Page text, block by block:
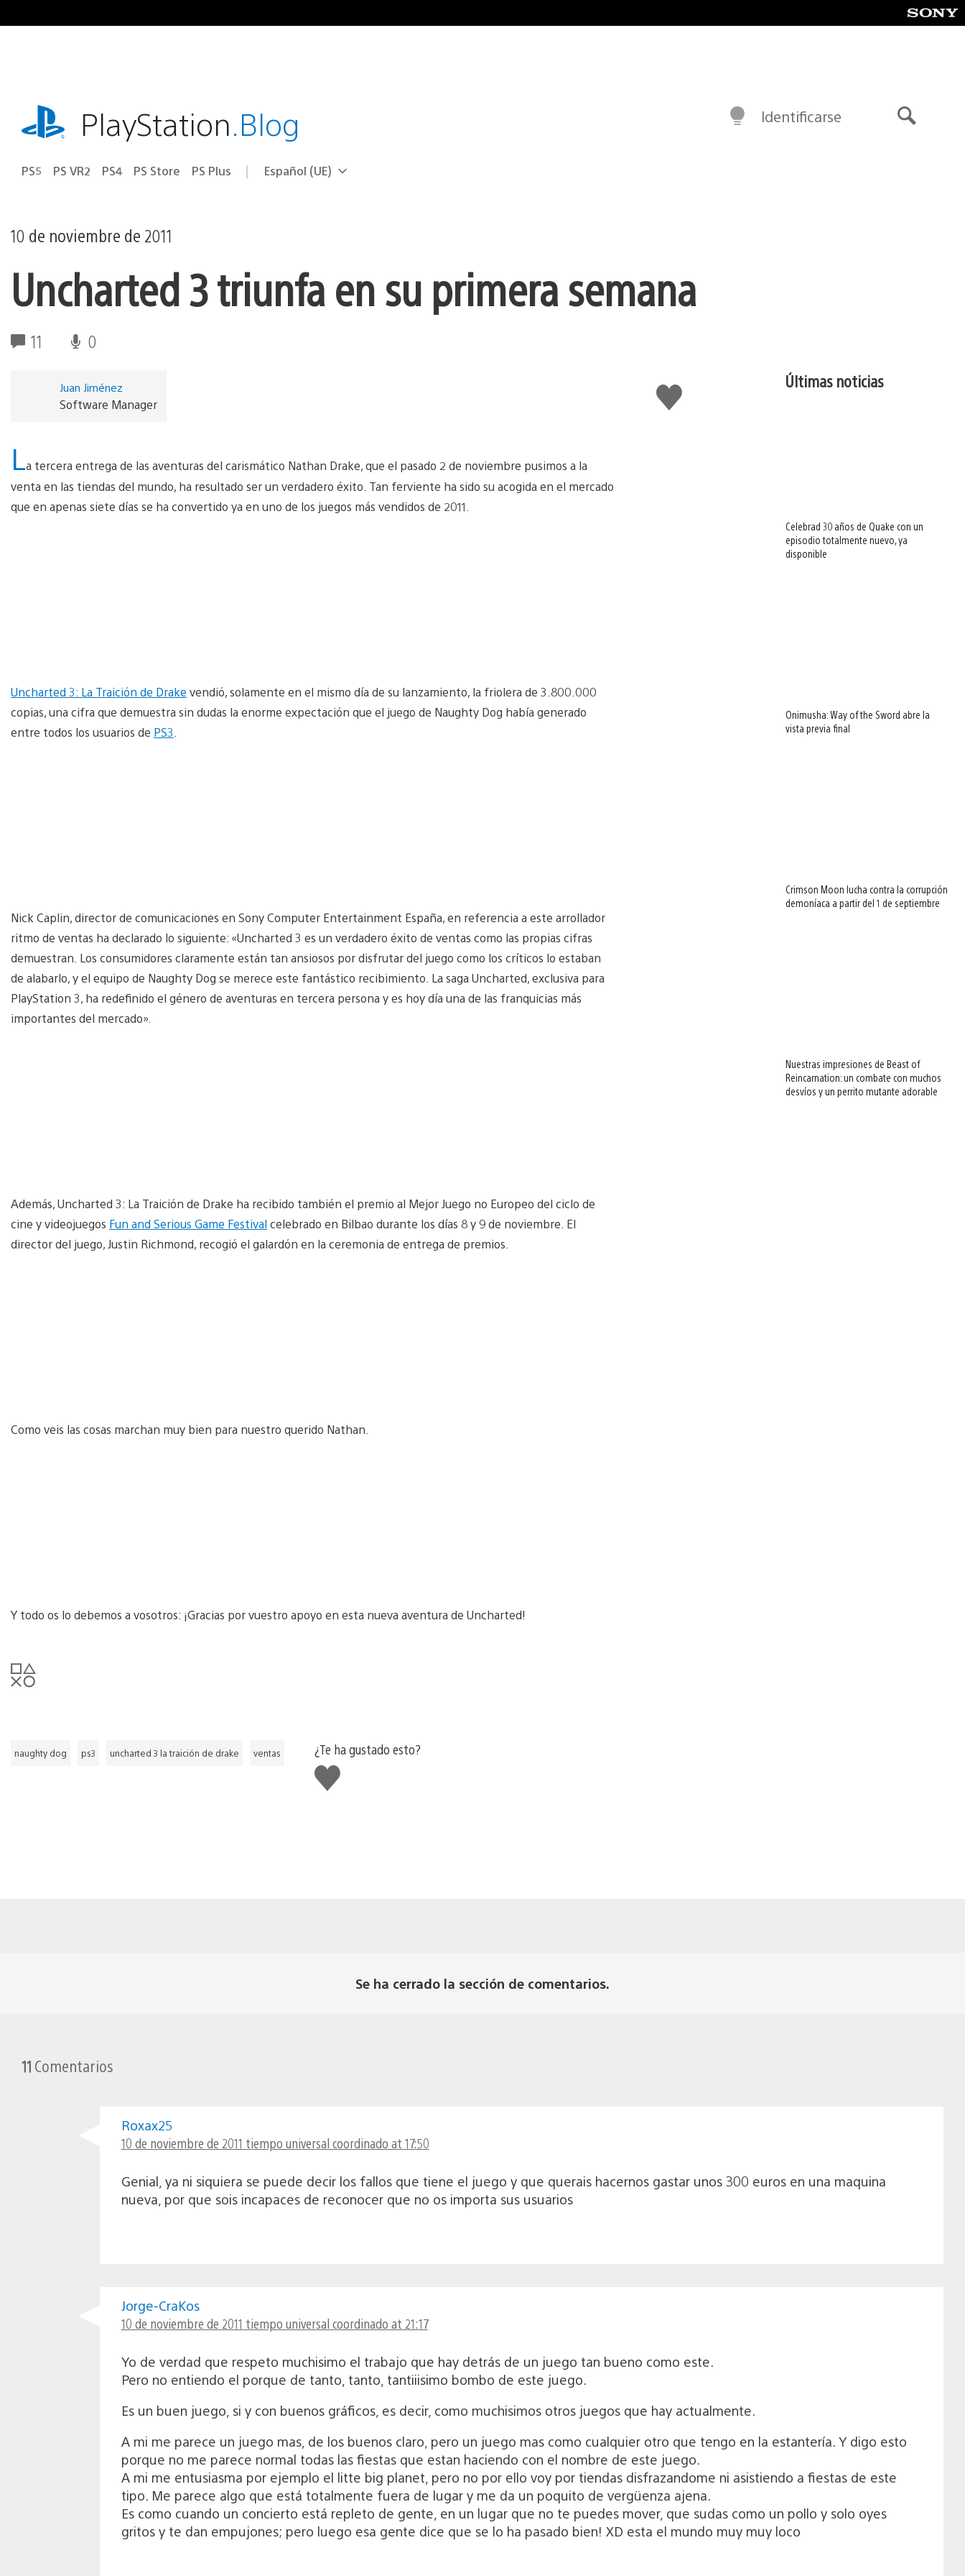
al
playstation.comPlayStation.Blog
PS5 PS VR2 PS4 PS Store PS Plus Selecciona
Región
Español (UE)
Identificarse
10 de noviembre de 2011
Uncharted 3 triunfa en su primera semana
11 0
Me
gusta
Juan Jiménez
Software Manager
La tercera entrega de las aventuras del carismático Nathan Drake, que el pasado 2 de noviembre pusimos a la
venta en las tiendas del mundo, ha resultado ser un verdadero éxito. Tan ferviente ha sido su acogida en el mercado
que en apenas siete días se ha convertido ya en uno de los juegos más vendidos de 2011.
Uncharted 3: La Traición de Drake vendió, solamente en el mismo día de su lanzamiento, la friolera de 3.800.000
copias, una cifra que demuestra sin dudas la enorme expectación que el juego de Naughty Dog había generado
entre todos los usuarios de PS3
Nick Caplin, director de comunicaciones en Sony Computer Entertainment España, en referencia a este arrollador
ritmo de ventas ha declarado lo siguiente: «Uncharted 3 es un verdadero éxito de ventas como las propias cifras
demuestran. Los consumidores claramente están tan ansiosos por disfrutar del juego como los críticos lo estaban
de alabarlo, y el equipo de Naughty Dog se merece este fantástico recibimiento. La saga Uncharted, exclusiva para
PlayStation 3, ha redefinido el género de aventuras en tercera persona y es hoy día una de las franquicias más
importantes del mercado».
Además, Uncharted 3: La Traición de Drake ha recibido también el premio al Mejor Juego no Europeo del ciclo de
cine y videojuegos Fun and Serious Game Festivalcelebrado en Bilbao durante los días 8 y 9 de noviembre. El
director del juego, Justin Richmond, recogió el galardón en la ceremonia de entrega de premios.
Como veis las cosas marchan muy bien para nuestro querido Nathan.
Y todo os lo debemos a vosotros: ¡Gracias por vuestro apoyo en esta nueva aventura de Uncharted!
naughty dog ps3 uncharted 3 la traición de drake ventas
¿Te ha gustado esto?
Me
gusta
Últimas noticias
Celebrad 30 años de Quake con un
episodio totalmente nuevo, ya
disponible
Onimusha: Way of the Sword abre la
vista previa final
Crimson Moon lucha contra la corrupción
demoníaca a partir del 1 de septiembre
Nuestras impresiones de Beast of
Reincarnation: un combate con muchos
desvíos y un perrito mutante adorable
Se ha cerrado la sección de comentarios.
11 Comentarios
Roxax25
10 de noviembre de 2011 tiempo universal coordinado at 17:50
Genial, ya ni siquiera se puede decir los fallos que tiene el juego y que querais hacernos gastar unos 300 euros en una maquina
nueva, por que sois incapaces de reconocer que no os importa sus usuarios
Jorge-CraKos
10 de noviembre de 2011 tiempo universal coordinado at 21:17
Yo de verdad que respeto muchisimo el trabajo que hay detrás de un juego tan bueno como este.
Pero no entiendo el porque de tanto, tanto, tantiiisimo bombo de este juego.
Es un buen juego, si y con buenos gráficos, es decir, como muchisimos otros juegos que hay actualmente.
A mi me parece un juego mas, de los buenos claro, pero un juego mas como cualquier otro que tengo en la estantería. Y digo esto
porque no me parece normal todas las fiestas que estan haciendo con el nombre de este juego.
A mi me entusiasma por ejemplo el litte big planet, pero no por ello voy por tiendas disfrazandome ni asistiendo a fiestas de este
tipo. Me parece algo que está totalmente fuera de lugar y me da un poquito de vergüenza ajena.
Es como cuando un concierto está repleto de gente, en un lugar que no te puedes mover, que sudas como un pollo y solo oyes
gritos y te dan empujones; pero luego esa gente dice que se lo ha pasado bien! XD esta el mundo muy muy loco